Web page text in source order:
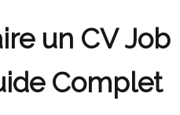
un CV Job
Complet